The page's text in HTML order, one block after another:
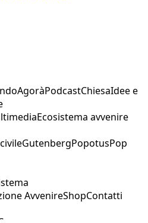
AgoràPodcastChiesaIdee e
Ecosistema avvenire
GutenbergPopotusPop
AvvenireShopContatti